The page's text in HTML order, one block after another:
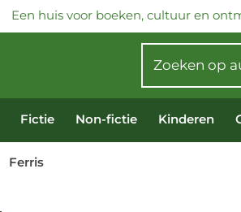
Een huis voor boeken, cultuur en
Fictie Non-fictie Kinderen
Ferris